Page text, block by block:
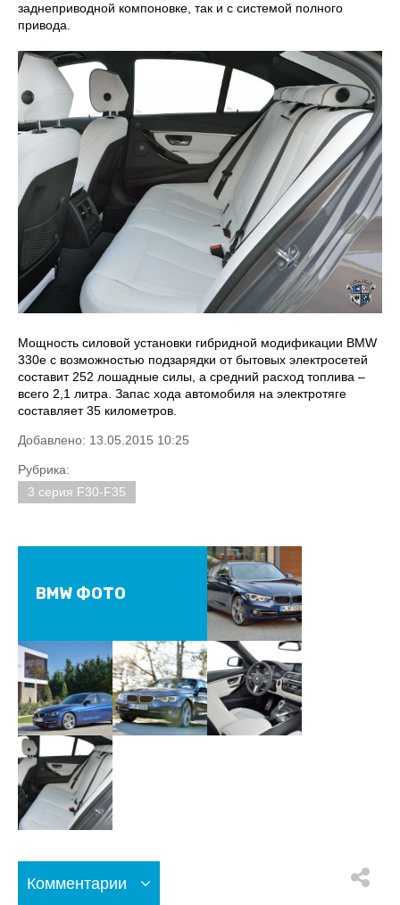
заднеприводной компоновке, так и с системой полного
привода.
Мощность силовой установки гибридной модификации BMW
330e с возможностью подзарядки от бытовых электросетей
составит 252 лошадные силы, а средний расход топлива –
всего 2,1 литра. Запас хода автомобиля на электротяге
составляет 35 километров.
Добавлено: 13.05.2015 10:25
Рубрика:
3 серия F30-F35
BMW ФОТО
Комментарии